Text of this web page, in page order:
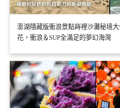
澎湖隱藏版衝浪景點嵵裡沙灘秘境
花，衝浪＆SUP全滿足的夢幻海灣